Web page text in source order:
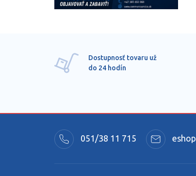
Dostupnosť tovaru už
do 24 hodín
051/38 11 715